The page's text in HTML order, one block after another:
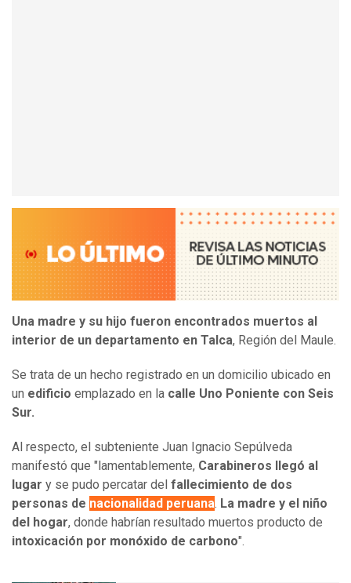
Una madre y su hijo fueron encontrados muertos al
interior de un departamento en Talca, Región del Maule.
Se trata de un hecho registrado en un domicilio ubicado en
un edificio emplazado en la calle Uno Poniente con Seis
Sur.
Al respecto, el subteniente Juan Ignacio Sepúlveda
manifestó que "lamentablemente, Carabineros llegó al
lugar y se pudo percatar del fallecimiento de dos
personas de nacionalidad peruana. La madre y el niño
del hogar, donde habrían resultado muertos producto de
intoxicación por monóxido de carbono".